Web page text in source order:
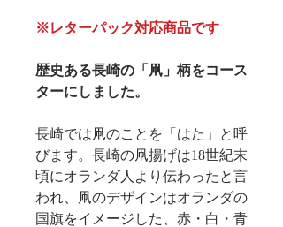
※レターパック対応商品です
歴史ある長崎の「凧」柄をコース
ターにしました。
長崎では凧のことを「はた」と呼
びます。長崎の凧揚げは18世紀末
頃にオランダ人より伝わったと言
われ、凧のデザインはオランダの
国旗をイメージした、赤・白・青